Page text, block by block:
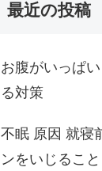
最近の投稿
お腹がいっぱ
る対策
不眠 原因 就寝
ンをいじること